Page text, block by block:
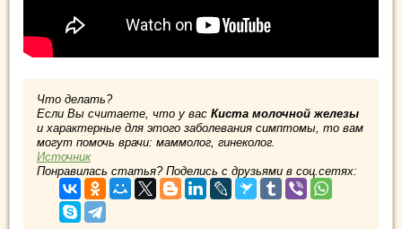
Что делать?
Если Вы считаете, что у вас Киста молочной железы
и характерные для этого заболевания симптомы, то вам
могут помочь врачи: маммолог, гинеколог.
Источник
Понравилась статья? Поделись с друзьями в соц.сетях: